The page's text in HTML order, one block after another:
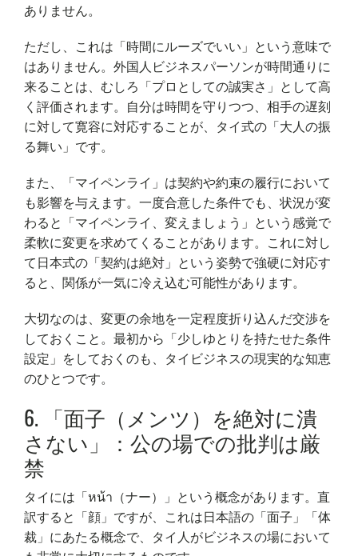
ありません。
ただし、これは「時間にルーズでいい」という意味で
はありません。外国人ビジネスパーソンが時間通りに
来ることは、むしろ「プロとしての誠実さ」として高
く評価されます。自分は時間を守りつつ、相手の遅刻
に対して寛容に対応することが、タイ式の「大人の振
る舞い」です。
また、「マイペンライ」は契約や約束の履行において
も影響を与えます。一度合意した条件でも、状況が変
わると「マイペンライ、変えましょう」という感覚で
柔軟に変更を求めてくることがあります。これに対し
て日本式の「契約は絶対」という姿勢で強硬に対応す
ると、関係が一気に冷え込む可能性があります。
大切なのは、変更の余地を一定程度折り込んだ交渉を
しておくこと。最初から「少しゆとりを持たせた条件
設定」をしておくのも、タイビジネスの現実的な知恵
のひとつです。
6. 「面子（メンツ）を絶対に潰
さない」：公の場での批判は厳
禁
タイには「หน้า（ナー）」という概念があります。直
訳すると「顔」ですが、これは日本語の「面子」「体
裁」にあたる概念で、タイ人がビジネスの場において